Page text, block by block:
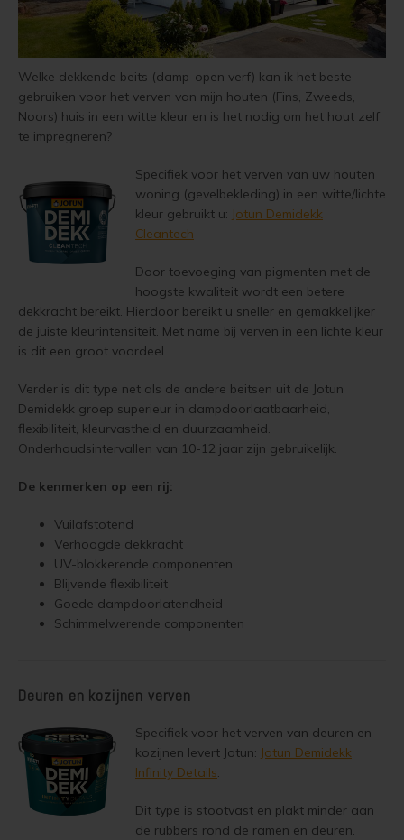
Vloerlak
Vloerolie
Muurverf
Primers
Houten huis verven
Houten huis wit verven
Tuinhuis behandelen
Tuinhuis olien
Tuinhuis beitsen
Woonboot behandelen
Woonboot oliën
Woonboot beitsen
Woonboot verven
Schutting behandelen
Schutting olien
Schutting beitsen
Schutting verven
Eikenhout olien
Eikenhout beitsen
Eikenhout verven
Geïmpregneerd hout behandelen
Douglas white wash
Douglas hout impregneren en beitsen
Eikenhout impregneren en beitsen
Eikenhout oliën in kleur 629 naturell
Zweedse woning schilderen
Veranda verven met de meest duurzame verf van Jotun
Tuinhuis verven met Jotun Demidekk Ultimate
Beste buitenverf voor tuinhuis en schuur
Red Cedar kleur behouden
Red Cedar behandelen en de vergrijzing tegengaan
Red Cedar Oliën
Olympic Oil Stain 704 Alternatief
Olympic Oil Stain 713 overschilderen
Jotun Panellakk Kleuren
Jotun NCS Kleurenwaaier
Jotun RAL Kleurenwaaier
Sikkens Authentieke Kleuren
Sikkens 3031 - 4041 kleuren
Jotun
Jotun Kleurencombinaties
Trebitt Matt Oljebeis
Trebitt Woodcare
Trestjerner Gulvmaling
Primadekk 02
Demidekk Ultimate Tackfarg
Oxan
Reclameren
Retour
Veel Gestelde Vragen
Garantie, Privacy & Cookie Voorwaarden
Welke dekkende beits (damp-open verf) kan ik het beste
gebruiken voor het verven van mijn houten (Fins, Zweeds,
Noors) huis in een witte kleur en is het nodig om het hout zelf
te impregneren?
Specifiek voor het verven van uw houten
woning (gevelbekleding) in een witte/lichte
kleur gebruikt u: Jotun Demidekk
Cleantech
Door toevoeging van pigmenten met de
hoogste kwaliteit wordt een betere
dekkracht bereikt. Hierdoor bereikt u sneller en gemakkelijker
de juiste kleurintensiteit. Met name bij verven in een lichte kleur
is dit een groot voordeel.
Verder is dit type net als de andere beitsen uit de Jotun
Demidekk groep superieur in dampdoorlaatbaarheid,
flexibiliteit, kleurvastheid en duurzaamheid.
Onderhoudsintervallen van 10-12 jaar zijn gebruikelijk.
De kenmerken op een rij:
Vuilafstotend
Verhoogde dekkracht
UV-blokkerende componenten
Blijvende flexibiliteit
Goede dampdoorlatendheid
Schimmelwerende componenten
Deuren en kozijnen verven
Specifiek voor het verven van deuren en
kozijnen levert Jotun: Jotun Demidekk
Infinity Details.
Dit type is stootvast en plakt minder aan
de rubbers rond de ramen en deuren.